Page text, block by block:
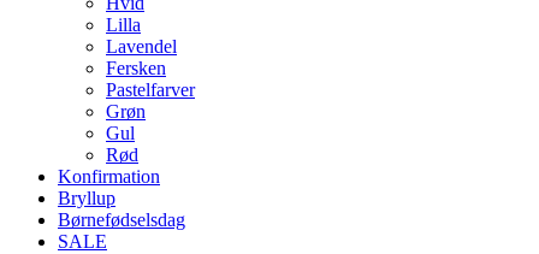
Lilla
Lavendel
Fersken
Pastelfarver
Grøn
Gul
Rød
Konfirmation
Bryllup
Børnefødselsdag
SALE